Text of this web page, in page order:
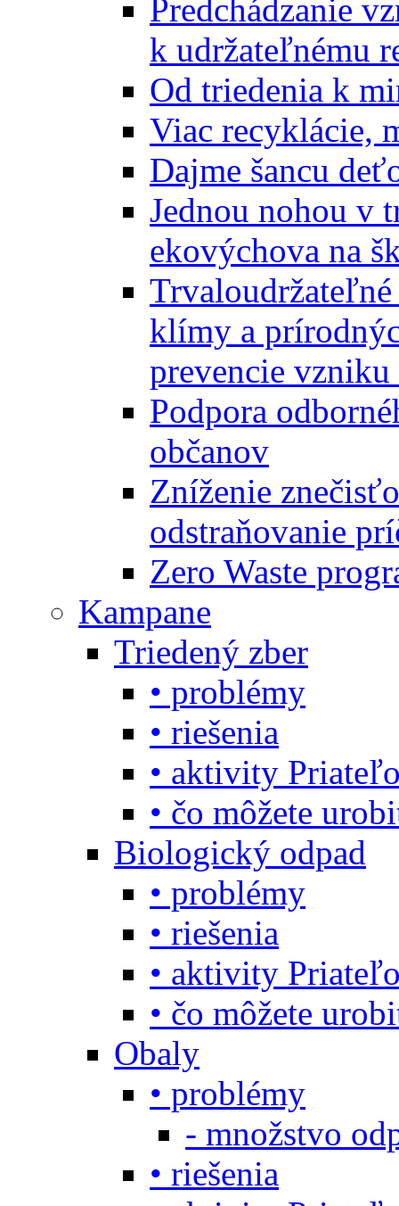
Predchádzanie
k udržateľnému
Od triedenia k
Viac recyklácie,
Dajme šancu
Jednou nohou v
ekovýchova na
klímy a
prevencie vzniku
Podpora
občanov
Zníženie
odstraňovanie
Zero Waste
Kampane
Triedený zber
• problémy
• riešenia
• aktivity
• čo môžete
Biologický odpad
• problémy
• riešenia
• aktivity
• čo môžete
Obaly
• problémy
- množstvo
• riešenia